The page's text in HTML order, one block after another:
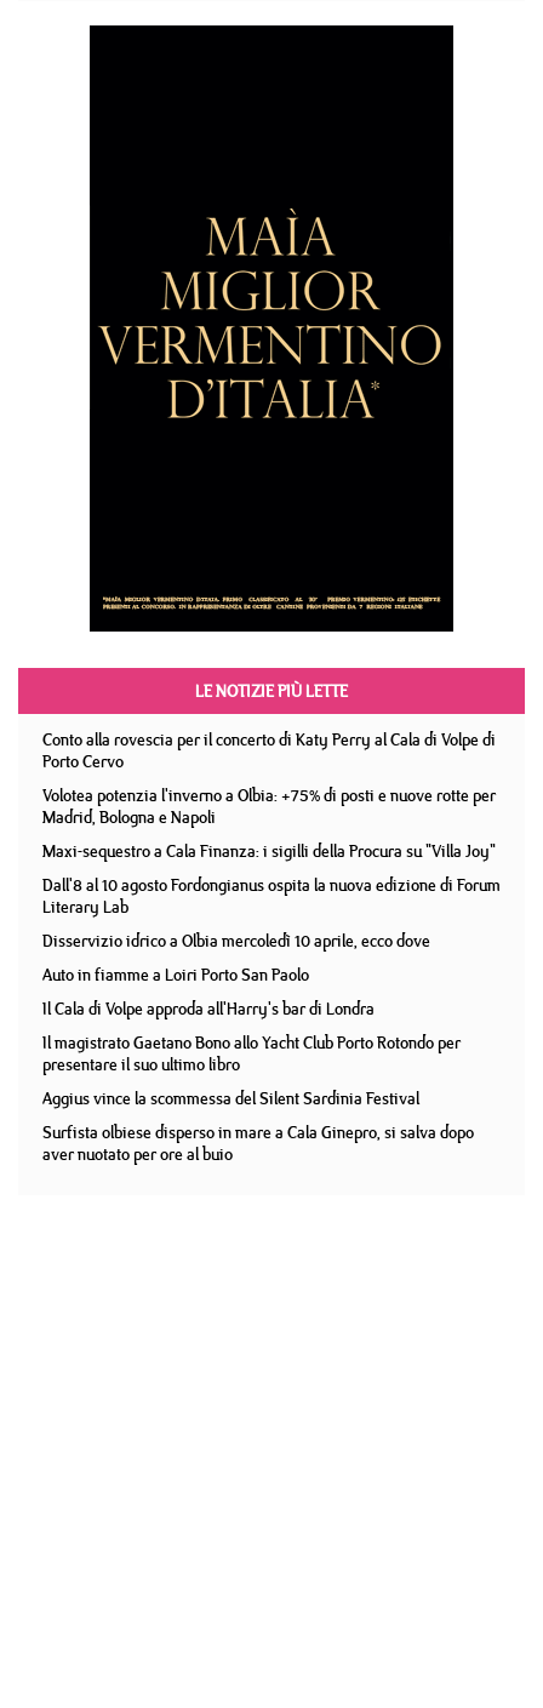
LE NOTIZIE PIÙ LETTE
Conto alla rovescia per il concerto di Katy Perry al Cala di Volpe di
Porto Cervo
Volotea potenzia l'inverno a Olbia: +75% di posti e nuove rotte per
Madrid, Bologna e Napoli
Maxi-sequestro a Cala Finanza: i sigilli della Procura su "Villa Joy"
Dall'8 al 10 agosto Fordongianus ospita la nuova edizione di Forum
Literary Lab
Disservizio idrico a Olbia mercoledì 10 aprile, ecco dove
Auto in fiamme a Loiri Porto San Paolo
Il Cala di Volpe approda all'Harry's bar di Londra
Il magistrato Gaetano Bono allo Yacht Club Porto Rotondo per
presentare il suo ultimo libro
Aggius vince la scommessa del Silent Sardinia Festival
Surfista olbiese disperso in mare a Cala Ginepro, si salva dopo
aver nuotato per ore al buio